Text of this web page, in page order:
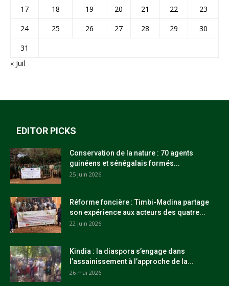
17
18 19 20 21 22
23
24
25 26 27 28 29
30
31
« Juil
EDITOR PICKS
Conservation de la nature : 70 agents
guinéens et sénégalais formés...
25 juin 2026
Réforme foncière : Timbi-Madina partage
son expérience aux acteurs des quatre...
22 juin 2026
Kindia : la diaspora s’engage dans
l’assainissement à l’approche de la...
26 mai 2026